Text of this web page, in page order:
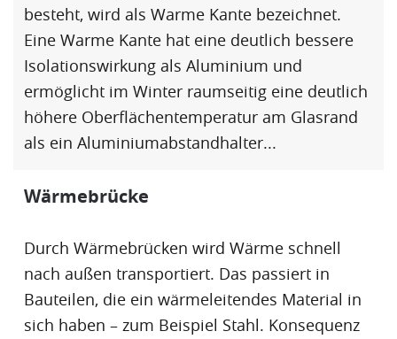
besteht, wird als Warme Kante bezeichnet.
Eine Warme Kante hat eine deutlich bessere
Isolationswirkung als Aluminium und
ermöglicht im Winter raumseitig eine deutlich
höhere Oberflächentemperatur am Glasrand
als ein Aluminiumabstandhalter...
Wärmebrücke
Durch Wärmebrücken wird Wärme schnell
nach außen transportiert. Das passiert in
Bauteilen, die ein wärmeleitendes Material in
sich haben – zum Beispiel Stahl. Konsequenz